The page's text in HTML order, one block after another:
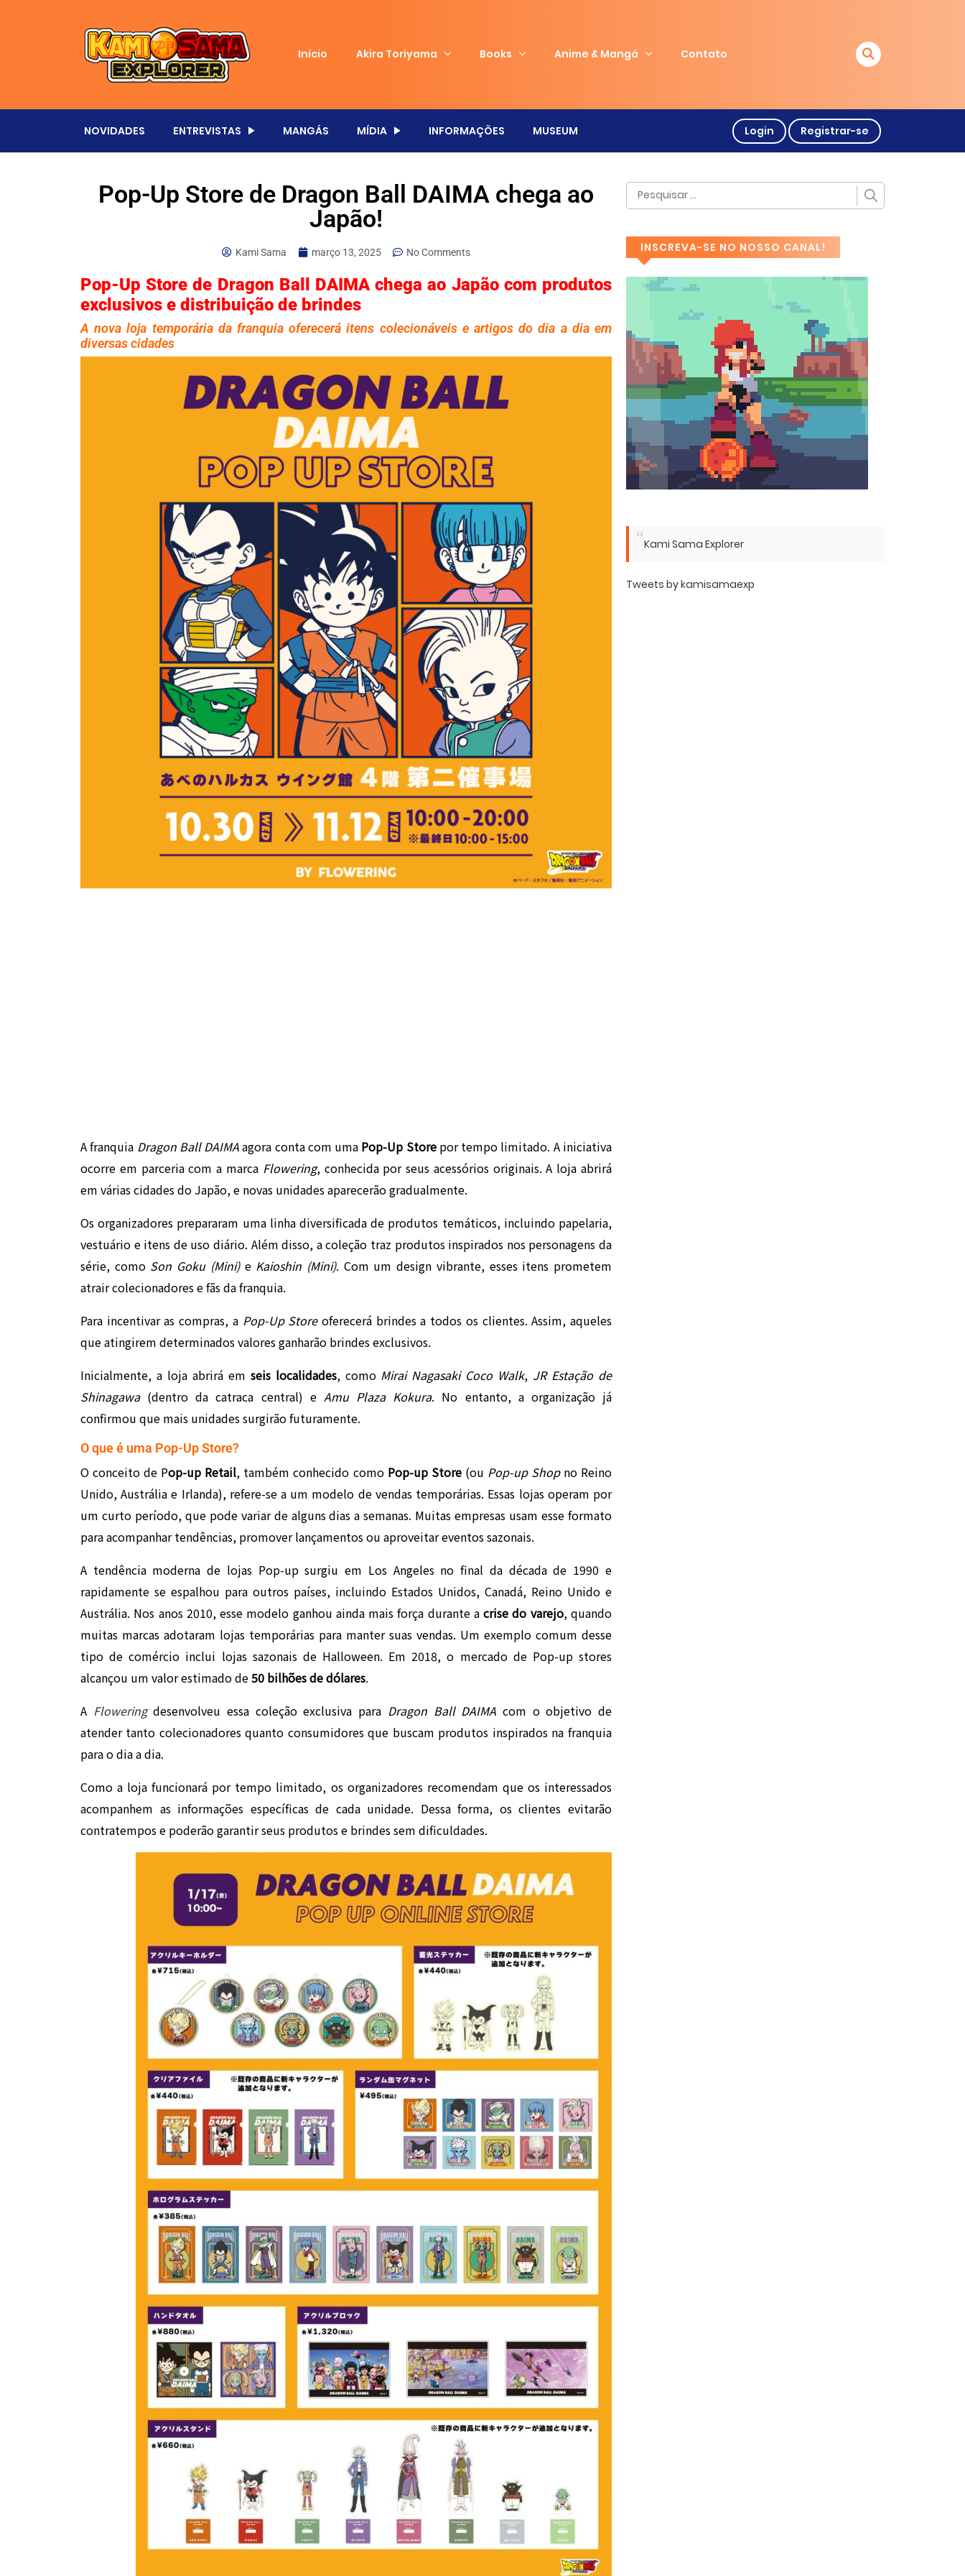
Início Akira Toriyama Books Anime & Mangá Contato
NOVIDADES ENTREVISTAS MANGÁS MÍDIA INFORMAÇÕES MUSEUM Login Registrar-se
Pop-Up Store de Dragon Ball DAIMA chega ao
Japão!
Kami Sama março 13, 2025 No Comments
Pop-Up Store de Dragon Ball DAIMA chega ao Japão com produtos
exclusivos e distribuição de brindes
A nova loja temporária da franquia oferecerá itens colecionáveis e artigos do dia a dia em
diversas cidades
A franquia Dragon Ball DAIMAagora conta com uma Pop-Up Storepor tempo limitado. A iniciativa
ocorre em parceria com a marca Flowering, conhecida por seus acessórios originais. A loja abrirá
em várias cidades do Japão, e novas unidades aparecerão gradualmente.
Os organizadores prepararam uma linha diversificada de produtos temáticos, incluindo papelaria,
vestuário e itens de uso diário. Além disso, a coleção traz produtos inspirados nos personagens da
série, como Son Goku (Mini)e Kaioshin (Mini). Com um design vibrante, esses itens prometem
atrair colecionadores e fãs da franquia.
Para incentivar as compras, a Pop-Up Storeoferecerá brindes a todos os clientes. Assim, aqueles
que atingirem determinados valores ganharão brindes exclusivos.
Inicialmente, a loja abrirá em seis localidades, como Mirai Nagasaki Coco Walk, JR Estação de
Shinagawa(dentro da catraca central) e Amu Plaza Kokura. No entanto, a organização já
confirmou que mais unidades surgirão futuramente.
O que é uma Pop-Up Store?
O conceito de Pop-up Retail, também conhecido como Pop-up Store(ou Pop-up Shopno Reino
Unido, Austrália e Irlanda), refere-se a um modelo de vendas temporárias. Essas lojas operam por
um curto período, que pode variar de alguns dias a semanas. Muitas empresas usam esse formato
para acompanhar tendências, promover lançamentos ou aproveitar eventos sazonais.
A tendência moderna de lojas Pop-up surgiu em Los Angeles no final da década de 1990 e
rapidamente se espalhou para outros países, incluindo Estados Unidos, Canadá, Reino Unido e
Austrália. Nos anos 2010, esse modelo ganhou ainda mais força durante acrise do varejo, quando
muitas marcas adotaram lojas temporárias para manter suas vendas. Um exemplo comum desse
tipo de comércio inclui lojas sazonais de Halloween. Em 2018, o mercado de Pop-up stores
alcançou um valor estimado de50 bilhões de dólares.
A Floweringdesenvolveu essa coleção exclusiva para Dragon Ball DAIMA com o objetivo de
atender tanto colecionadores quanto consumidores que buscam produtos inspirados na franquia
para o dia a dia.
Como a loja funcionará por tempo limitado, os organizadores recomendam que os interessados
acompanhem as informações específicas de cada unidade. Dessa forma, os clientes evitarão
contratempos e poderão garantir seus produtos e brindes sem dificuldades.
INSCREVA-SE NO NOSSO CANAL!
Kami Sama Explorer
Tweets by kamisamaexp